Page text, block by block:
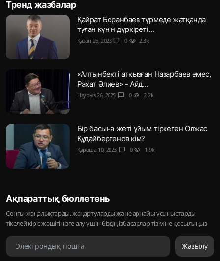
Тренд жазбалар
Қайрат Боранбаев түрмеде жатқанда
туған күнін дүркіреті...
Қазан 26, 2023 chat_bubble 0 visibility 2.3k
«Алтынбекті атқызған Назарбаев емес,
Рахат Әлиев» - Айд...
Наурыз 26, 2025 chat_bubble 0 visibility 2.2k
Бір басына жеті ұйым тіркеген Олжас
Құдайбергенов кім?
Қараша 10, 2023 chat_bubble 0 visibility 1.9k
Ақпараттық бюллетень
Соңғы жаңалықтарды, жаңартуларды және арнайы ұсыныстарды
тікелей кіріс жәшігіңізге алу үшін біздің ізбасарлар тізіміне қосылыңыз
Жазылу